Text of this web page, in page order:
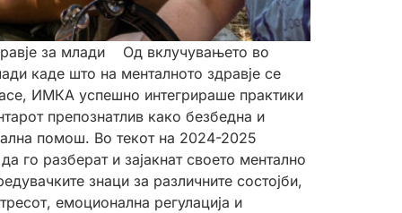
за млади Од вклучувањето во
каде што на менталното здравје се
ИМКА успешно интегрираше практики
препознатлив како безбедна и
помош. Во текот на 2024-2025
го разберат и зајакнат своето ментално
знаци за различните состојби,
емоционална регулација и